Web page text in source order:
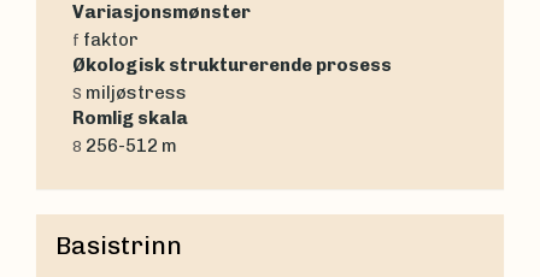
Variasjonsmønster
f faktor
Økologisk strukturerende prosess
S miljøstress
Romlig skala
8 256-512 m
Basistrinn